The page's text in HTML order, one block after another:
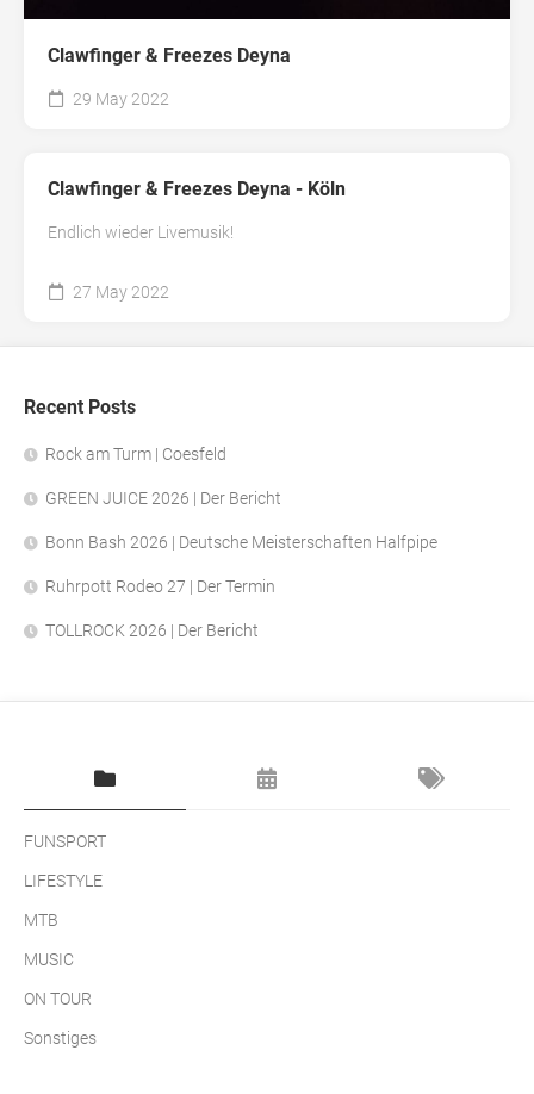
Clawfinger & Freezes Deyna
29 May 2022
Clawfinger & Freezes Deyna - Köln
Endlich wieder Livemusik!
27 May 2022
Recent Posts
Rock am Turm | Coesfeld
GREEN JUICE 2026 | Der Bericht
Bonn Bash 2026 | Deutsche Meisterschaften Halfpipe
Ruhrpott Rodeo 27 | Der Termin
TOLLROCK 2026 | Der Bericht
FUNSPORT
LIFESTYLE
MTB
MUSIC
ON TOUR
Sonstiges